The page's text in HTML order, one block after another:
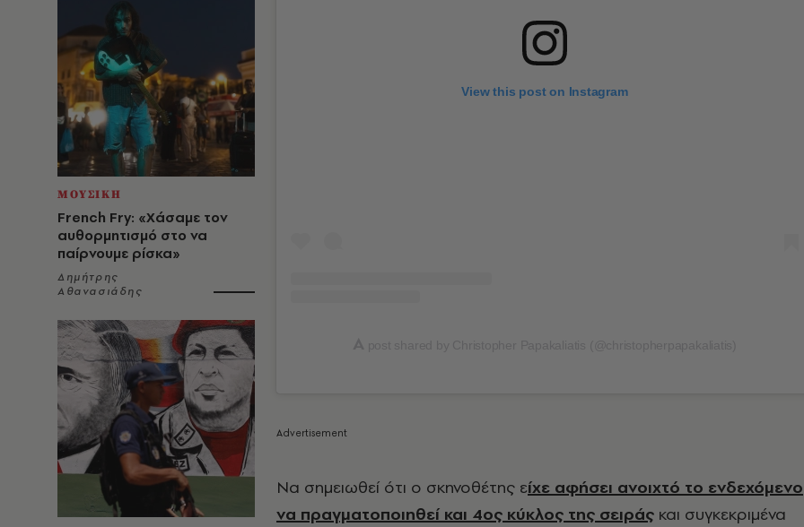
ΜΟΥΣΙΚΗ
French Fry: «Χάσαμε τον
αυθορμητισμό στο να
παίρνουμε ρίσκα»
Δημήτρης
Αθανασιάδης
View this post on Instagram
Να σημειωθεί ότι ο σκηνοθέτης είχε αφήσει ανοιχτό το ενδεχόμενο
να πραγματοποιηθεί και 4ος κύκλος της σειράς και συγκεκριμένα